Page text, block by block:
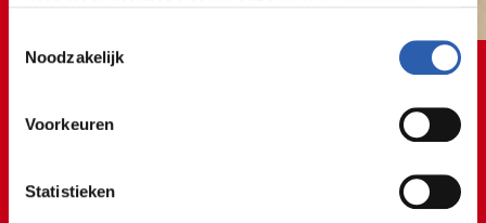
We werken samen met
die uw gegevens
Noodzakelijk
Voorkeuren
Statistieken